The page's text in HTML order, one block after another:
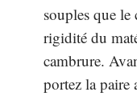
souples que
rigidité du
cambrure.
portez la paire